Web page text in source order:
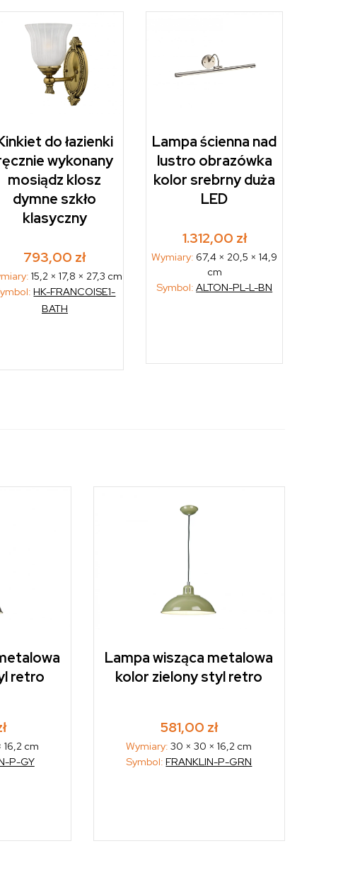
do łazienki
wykonany
mosiądz klosz
dymne szkło
klasyczny
793,00 zł
15,2 × 17,8 × 27,3 cm
HK-FRANCOISE1-
BATH
Lampa ścienna nad
lustro obrazówka
kolor srebrny duża
LED
1.312,00 zł
Wymiary: 67,4 × 20,5 × 14,9
cm
Symbol:ALTON-PL-L-BN
retro
cm
P-GY
Lampa wisząca metalowa
kolor zielony styl retro
581,00 zł
Wymiary:30 × 30 × 16,2 cm
Symbol:FRANKLIN-P-GRN